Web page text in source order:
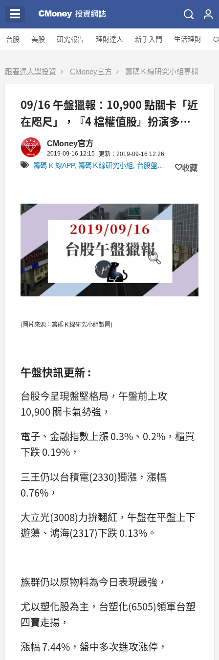
台股 美股 研究報告 理財達人 新手入門 生活理財
跟著達人學投資 CMoney官方 籌碼Ｋ線研究小組專欄
09/16 午盤獵報：10,900 點關卡「近
在咫尺」，『4 檔權值股』扮演多方
要角！CMoney官方
2019-09-16 12:15 更新：2019-09-16 12:26
籌碼 K 線APP, 籌碼Ｋ線研究小組 台股盤中獵報 收藏
(圖片來源：籌碼Ｋ線研究小組製圖)
午盤快訊更新 :
台股今呈現盤堅格局，午盤前上攻
10,900 關卡氣勢強，
電子、金融指數上漲 0.3%、0.2%，櫃買
下跌 0.19%，
三王仍以台積電(2330)獨漲，漲幅
0.76%，
大立光(3008)力拚翻紅，午盤在平盤上下
遊蕩、鴻海(2317)下跌 0.13%。
族群仍以原物料為今日表現最強，
尤以塑化股為主，台塑化(6505)領軍台塑
四寶走揚，
漲幅 7.44%，盤中多次進攻漲停，